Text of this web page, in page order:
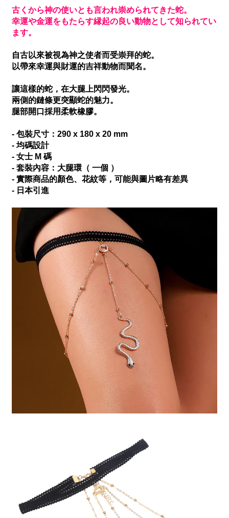
古くから神の使いとも言われ崇められてきた蛇。
幸運や金運をもたらす縁起の良い動物として知られてい
ます。
自古以來被視為神之使者而受崇拜的蛇。
以帶來幸運與財運的吉祥動物而聞名。
讓這樣的蛇，在大腿上閃閃發光。
兩側的鏈條更突顯蛇的魅力。
腿部開口採用柔軟橡膠。
- 包裝尺寸：290 x 180 x 20 mm
- 均碼設計
- 女士 M 碼
- 套裝內容：大腿環（ 一個 ）
- 實際商品的顏色、花紋等，可能與圖片略有差異
- 日本引進